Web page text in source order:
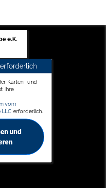
e.K.
Karten- und
Ihre
vom
erforderlich.
und